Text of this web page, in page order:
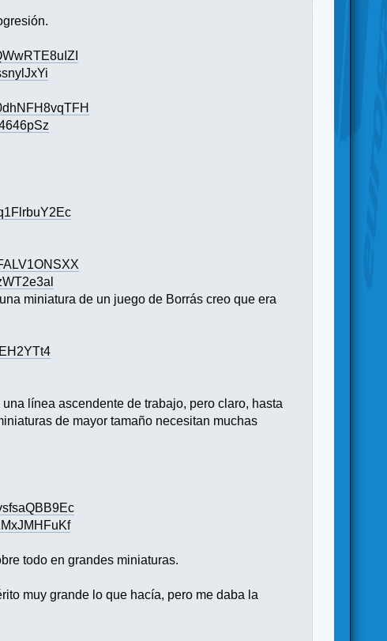
miniatura de un juego de Borrás creo que era
línea ascendente de trabajo, pero claro, hasta
de mayor tamaño necesitan muchas
todo en grandes miniaturas.
muy grande lo que hacía, pero me daba la